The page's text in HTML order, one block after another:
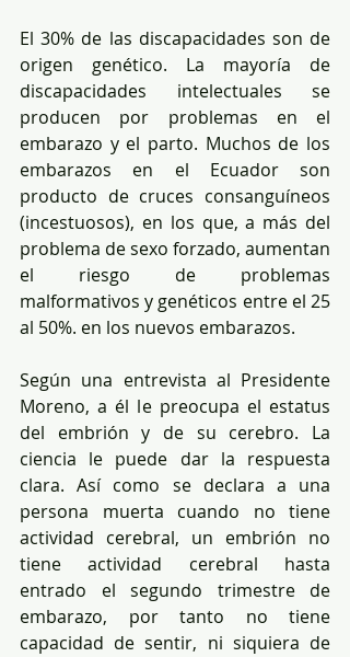
El 30% de las discapacidades son de
origen genético. La mayoría de
discapacidades intelectuales se
producen por problemas en el
embarazo y el parto. Muchos de los
embarazos en el Ecuador son
producto de cruces consanguíneos
(incestuosos), en los que, a más del
problema de sexo forzado, aumentan
el riesgo de problemas
malformativos y genéticos entre el 25
al 50%. en los nuevos embarazos.
Según una entrevista al Presidente
Moreno, a él le preocupa el estatus
del embrión y de su cerebro. La
ciencia le puede dar la respuesta
clara. Así como se declara a una
persona muerta cuando no tiene
actividad cerebral, un embrión no
tiene actividad cerebral hasta
entrado el segundo trimestre de
embarazo, por tanto no tiene
capacidad de sentir, ni siquiera de